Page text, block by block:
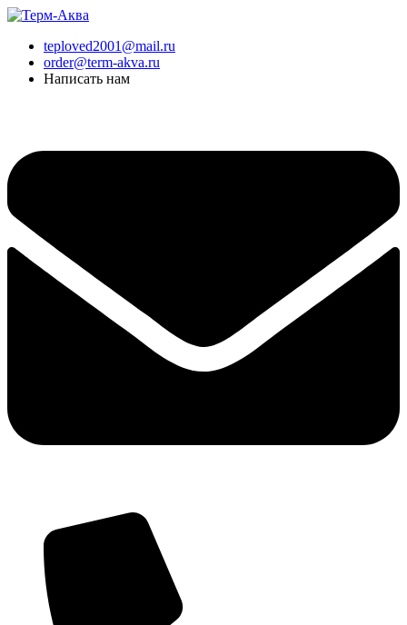
Перейти
содержимому
teploved2001@mail.ru
order@term-akva.ru
Написать нам